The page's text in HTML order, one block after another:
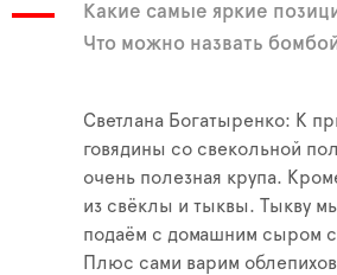
Какие самые яркие
Что можно назвать
Светлана Богатыренко: К
говядины со свекольной
очень полезная крупа.
из свёклы и тыквы. Тыкву
подаём с домашним сыром
Плюс сами варим